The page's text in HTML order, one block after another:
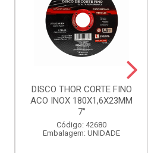
DISCO THOR CORTE FINO
ACO INOX 180X1,6X23MM
7”
Código: 42680
Embalagem: UNIDADE